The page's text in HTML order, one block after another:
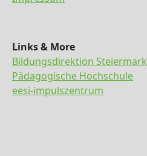
Links & More
Bildungsdirektion Steiermark
Pädagogische Hochschule
eesi-impulszentrum